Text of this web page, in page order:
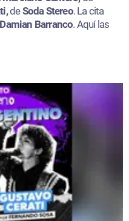
deSoda Stereo. La cita
Damian Barranco. Aquí las